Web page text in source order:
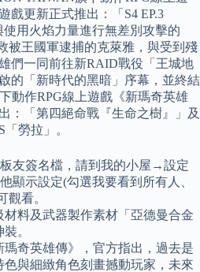
戲更新正式推出：「S4 EP.3
用火焰力量進行無差別攻擊的
被王國軍逮捕的克萊雅，與受到殘
們一同前往新RAID戰役「王城地
的「新時代的黑暗」序幕，並終結
動作RPG線上遊戲《新瑪奇英雄
：「第四絕命戰『生命之樹』」及
勞拉」。
友簽名檔，請到我的小屋→設定
顯示設定(勾選我要看到所有人、
觀看。
料及武器製作素材「亞德曼合金
。
瑪奇英雄傳》，官方指出，過去是
色與細緻角色刻畫撼動玩家，未來